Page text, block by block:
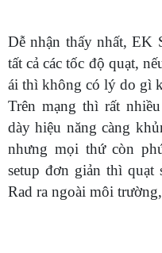
Dễ nhận thấy nhất, EK
tất cả các tốc độ quạt,
ái thì không có lý do gì
Trên mạng thì rất
dày hiệu năng càng
nhưng mọi thứ còn
setup đơn giản thì quạt
Rad ra ngoài môi